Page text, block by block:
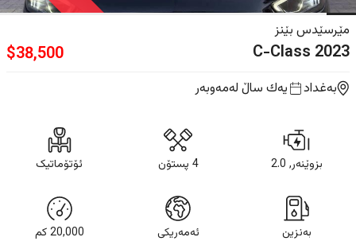
مێرسێدس بێنز
C-Class 2023
$38,500
بەغداد یه‌ك ساڵ لەمەوبەر
بزوێنەر, 2.0 4 پستۆن ئۆتۆماتیک
بەنزین ئەمەریکی 20,000كم